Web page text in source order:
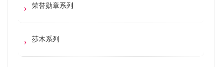
荣誉勋章系列
莎木系列